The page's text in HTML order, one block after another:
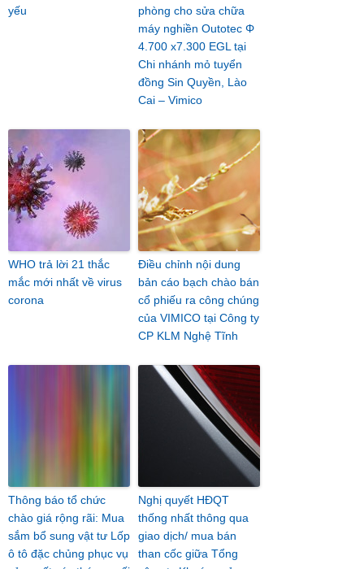
yếu
phòng cho sửa chữa
máy nghiền Outotec Φ
4.700 x7.300 EGL tại
Chi nhánh mỏ tuyển
đồng Sin Quyền, Lào
Cai – Vimico
WHO trả lời 21 thắc
mắc mới nhất về virus
corona
Điều chỉnh nội dung
bản cáo bạch chào bán
cổ phiếu ra công chúng
của VIMICO tại Công ty
CP KLM Nghệ Tĩnh
Thông báo tổ chức
chào giá rộng rãi: Mua
sắm bổ sung vật tư Lốp
ô tô đặc chủng phục vụ
Nghị quyết HĐQT
thống nhất thông qua
giao dịch/ mua bán
than cốc giữa Tổng